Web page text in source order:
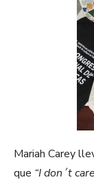
Mariah Carey
que “I don´t